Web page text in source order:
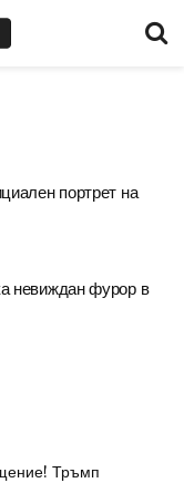
портрет на
невиждан фурор в
Тръмп